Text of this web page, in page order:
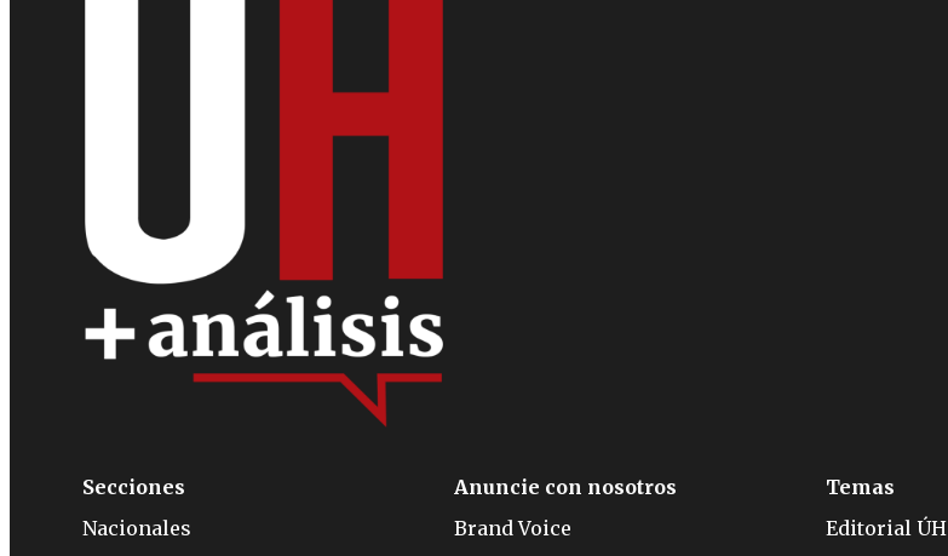
Secciones
Nacionales
Anuncie con nosotros
Brand Voice
Temas
Editorial ÚH